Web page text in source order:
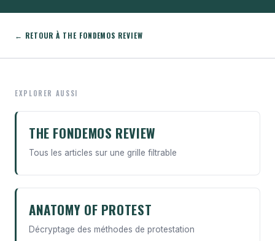
← RETOUR À THE FONDEMOS REVIEW
EXPLORER AUSSI
THE FONDEMOS REVIEW
Tous les articles sur une grille filtrable
ANATOMY OF PROTEST
Décryptage des méthodes de protestation